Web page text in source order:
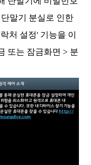
말기 분실로 인한
처 설정' 기능을 이
또는 잠금화면 > 분